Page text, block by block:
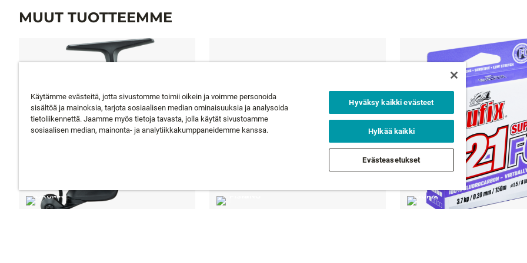
MUUT TUOTTEEMME
Käytämme evästeitä, jotta sivustomme toimii oikein ja voimme personoida
sisältöä ja mainoksia, tarjota sosiaalisen median ominaisuuksia ja analysoida
tietoliikennettä. Jaamme myös tietoja tavasta, jolla käytät sivustoamme
sosiaalisen median, mainonta- ja analytiikkakumppaneidemme kanssa.
Hyväksy kaikki evästeet
Hylkää kaikki
Evästeasetukset